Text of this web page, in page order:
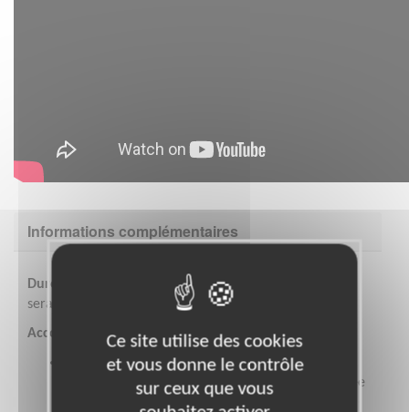
Informations complémentaires
Durée de la mission
: 1 an minimum (année scolaire)
serait idéal.
Accompagnement :
la bénévole sera accompagné.e par une membre
du groupe communication en région, et la salariée
« réseaux sociaux » au siège (à distance).
Ce site utilise des cookies
et vous donne le contrôle
sur ceux que vous